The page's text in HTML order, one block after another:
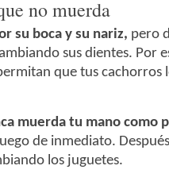
no muerda
su boca y su nariz, pero
sus dientes. Por
que tus cachorros
muerda tu mano como
de inmediato.
los juguetes.